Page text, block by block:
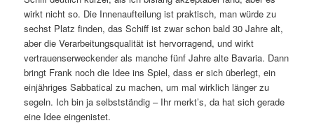
wirkt nicht so. Die Innenaufteilung ist praktisch, man würde zu
sechst Platz finden, das Schiff ist zwar schon bald 30 Jahre alt,
aber die Verarbeitungsqualität ist hervorragend, und wirkt
vertrauenserweckender als manche fünf Jahre alte Bavaria. Dann
bringt Frank noch die Idee ins Spiel, dass er sich überlegt, ein
einjähriges Sabbatical zu machen, um mal wirklich länger zu
segeln. Ich bin ja selbstständig – Ihr merkt’s, da hat sich gerade
eine Idee eingenistet.